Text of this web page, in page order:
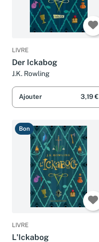
LIVRE
Der Ickabog
J.K. Rowling
Ajouter 3,19 €
Bon
LIVRE
L'Ickabog